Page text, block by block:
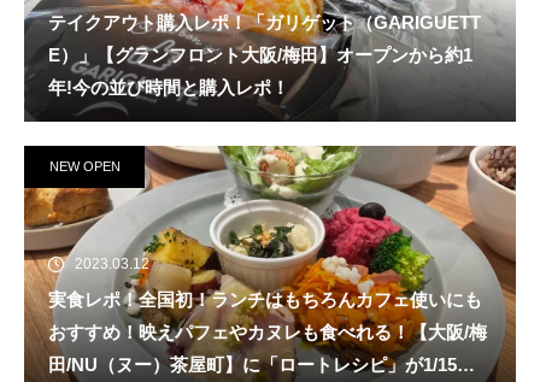
テイクアウト購入レポ！「ガリゲット（GARIGUETT
E）」【グランフロント大阪/梅田】オープンから約1
年!今の並び時間と購入レポ！
NEW OPEN
2023.03.12
実食レポ！全国初！ランチはもちろんカフェ使いにも
おすすめ！映えパフェやカヌレも食べれる！【大阪/梅
田/NU（ヌー）茶屋町】に「ロートレシピ」が1/15